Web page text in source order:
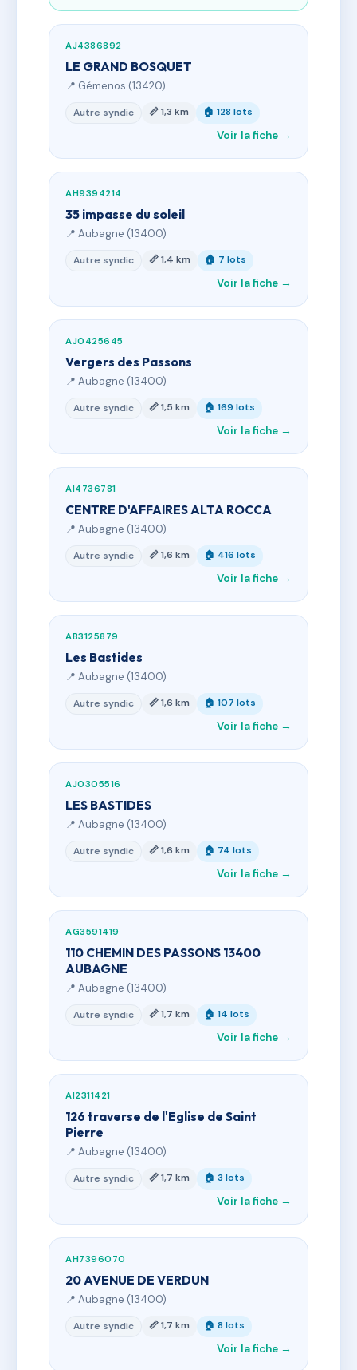
AJ4386892
LE GRAND BOSQUET
📍 Gémenos (13420)
Autre syndic 📏 1,3 km 🏠 128 lots
Voir la fiche →
AH9394214
35 impasse du soleil
📍 Aubagne (13400)
Autre syndic 📏 1,4 km 🏠 7 lots
Voir la fiche →
AJ0425645
Vergers des Passons
📍 Aubagne (13400)
Autre syndic 📏 1,5 km 🏠 169 lots
Voir la fiche →
AI4736781
CENTRE D'AFFAIRES ALTA ROCCA
📍 Aubagne (13400)
Autre syndic 📏 1,6 km 🏠 416 lots
Voir la fiche →
AB3125879
Les Bastides
📍 Aubagne (13400)
Autre syndic 📏 1,6 km 🏠 107 lots
Voir la fiche →
AJ0305516
LES BASTIDES
📍 Aubagne (13400)
Autre syndic 📏 1,6 km 🏠 74 lots
Voir la fiche →
AG3591419
110 CHEMIN DES PASSONS 13400
AUBAGNE
📍 Aubagne (13400)
Autre syndic 📏 1,7 km 🏠 14 lots
Voir la fiche →
AI2311421
126 traverse de l'Eglise de Saint
Pierre
📍 Aubagne (13400)
Autre syndic 📏 1,7 km 🏠 3 lots
Voir la fiche →
AH7396070
20 AVENUE DE VERDUN
📍 Aubagne (13400)
Autre syndic 📏 1,7 km 🏠 8 lots
Voir la fiche →